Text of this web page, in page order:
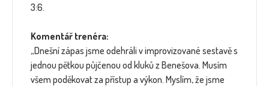
3:6.
Komentář trenéra:
„Dnešní zápas jsme odehráli v improvizované sestavě s
jednou pětkou půjčenou od kluků z Benešova. Musím
všem poděkovat za přístup a výkon. Myslím, že jsme